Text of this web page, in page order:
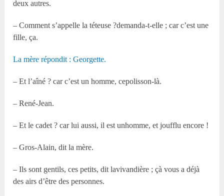
deux autres.
– Comment s’appelle la téteuse ?demanda-t-elle ; car c’est une
fille, ça.
La mère répondit : Georgette.
– Et l’aîné ? car c’est un homme, cepolisson-là.
– René-Jean.
– Et le cadet ? car lui aussi, il est unhomme, et joufflu encore !
– Gros-Alain, dit la mère.
– Ils sont gentils, ces petits, dit lavivandière ; çà vous a déjà
des airs d’être des personnes.